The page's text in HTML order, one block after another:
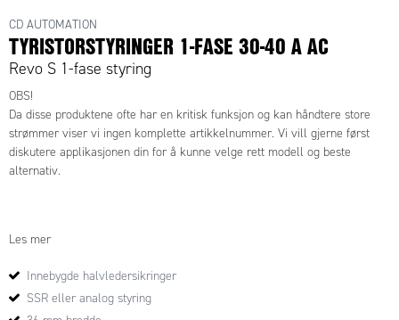
CD AUTOMATION
TYRISTORSTYRINGER 1-FASE 30-40 A AC
Revo S 1-fase styring
OBS!
Da disse produktene ofte har en kritisk funksjon og kan håndtere store
strømmer viser vi ingen komplette artikkelnummer. Vi vill gjerne først
diskutere applikasjonen din for å kunne velge rett modell og beste
alternativ.
transformatorstyrt, IR-varme etc.?)
Antall faser?
Les mer
Innebygde halvledersikringer
SSR eller analog styring